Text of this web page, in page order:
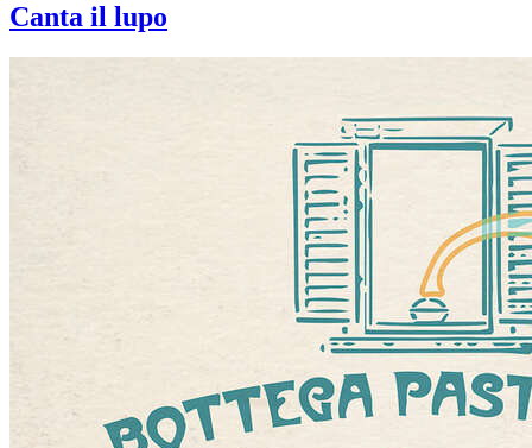
Canta il lupo